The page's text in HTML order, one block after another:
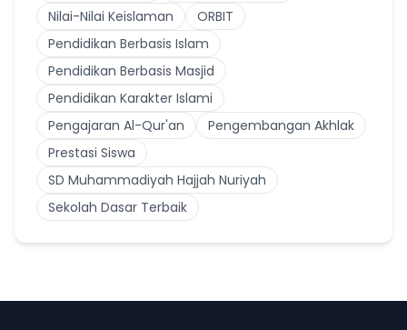
Nilai-Nilai Keislaman
ORBIT
Pendidikan Berbasis Islam
Pendidikan Berbasis Masjid
Pendidikan Karakter Islami
Pengajaran Al-Qur'an
Pengembangan Akhlak
Prestasi Siswa
SD Muhammadiyah Hajjah Nuriyah
Sekolah Dasar Terbaik